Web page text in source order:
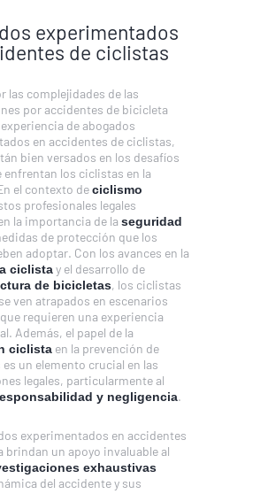
experimentados
de ciclistas
las complejidades de las
por accidentes de bicicleta
de abogados
en accidentes de ciclistas,
bien versados en los desafíos
enfrentan los ciclistas en la
el contexto deciclismo
profesionales legales
la importancia de la seguridad
de protección que los
adoptar. Con los avances en la
ciclistay el desarrollo de
de bicicletas, los ciclistas
ven atrapados en escenarios
requieren una experiencia
Además, el papel de la
ciclista en la prevención de
un elemento crucial en las
legales, particularmente al
y negligencia.
experimentados en accidentes
brindan un apoyo invaluable al
exhaustivas
del accidente y sus